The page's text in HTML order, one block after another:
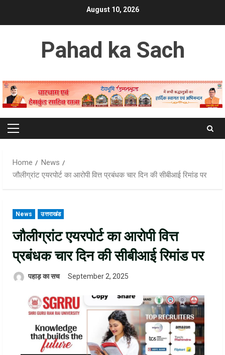
August 10, 2026
Pahad ka Sach
Primary
Home
News
जौलीग्रांट एयरपोर्ट का आरोपी वित्त प्रबंधक चार दिन की सीबीआई रिमांड पर
News उत्तराखंड
जौलीग्रांट एयरपोर्ट का आरोपी वित्त
प्रबंधक चार दिन की सीबीआई रिमांड पर
पहाड़ का सच September 2, 2025